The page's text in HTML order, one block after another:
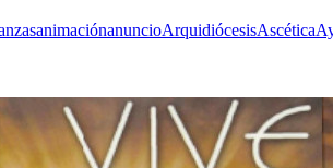
animaciónanuncioArquidiócesisAscética